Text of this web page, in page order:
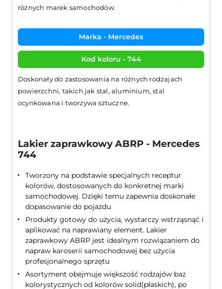
różnych marek samochodów.
Marka - Mercedes
Kod koloru - 744
Doskonały do zastosowania na różnych rodzajach
powierzchni, takich jak stal, aluminium, stal
ocynkowana i tworzywa sztuczne.
Lakier zaprawkowy ABRP - Mercedes
744
Tworzony na podstawie specjalnych receptur
kolorów, dostosowanych do konkretnej marki
samochodowej. Dzięki temu zapewnia doskonałe
dopasowanie do pojazdu
Produkty gotowy do użycia, wystarczy wstrząsnąć i
aplikować na naprawiany element. Lakier
zaprawkowy ABRP jest idealnym rozwiązaniem do
napraw karoserii samochodowej bez użycia
profesjonalnego sprzętu
Asortyment obejmuje większość rodzajów baz
kolorystycznych od kolorów solid(płaskich), po